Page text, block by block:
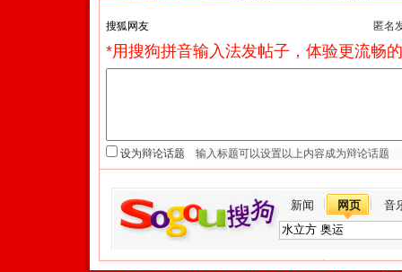
匿名
*用搜狗拼音输入法发帖子，体验更流畅
设为辩论话题
新闻 网页 音